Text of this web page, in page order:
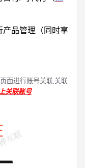
产品管理（同时享
面进行账号关联,关联
关联账号